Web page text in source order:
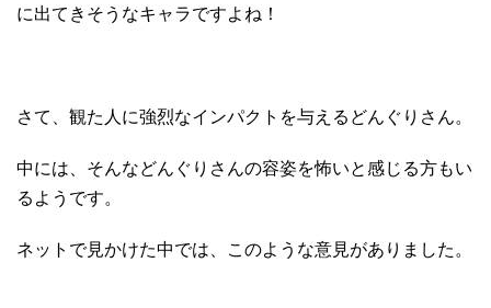
に出てきそうなキャラですよね！
さて、観た人に強烈なインパクトを与えるどんぐりさん。
中には、そんなどんぐりさんの容姿を怖いと感じる方もい
るようです。
ネットで見かけた中では、このような意見がありました。